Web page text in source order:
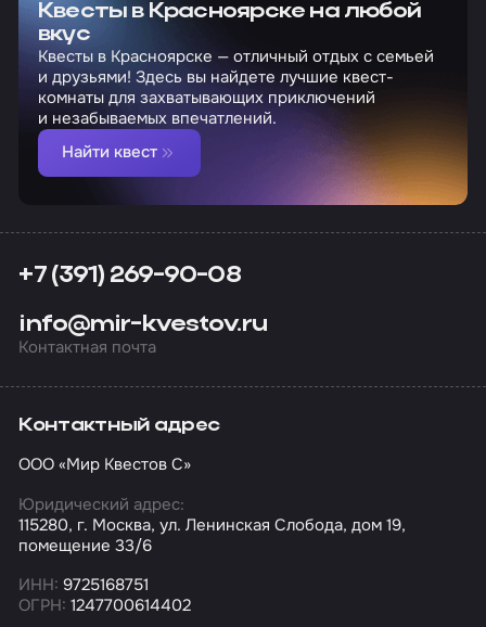
Квесты в Красноярске на любой
вкус
Квесты в Красноярске — отличный отдых с семьей
и друзьями! Здесь вы найдете лучшие квест-
комнаты для захватывающих приключений
и незабываемых впечатлений.
Найти квест
+7 (391) 269-90-08
info@mir-kvestov.ru
Контактная почта
Контактный адрес
ООО «Мир Квестов С»
Юридический адрес:
115280, г. Москва, ул. Ленинская Слобода, дом 19,
помещение 33/6
ИНН: 9725168751
ОГРН: 1247700614402